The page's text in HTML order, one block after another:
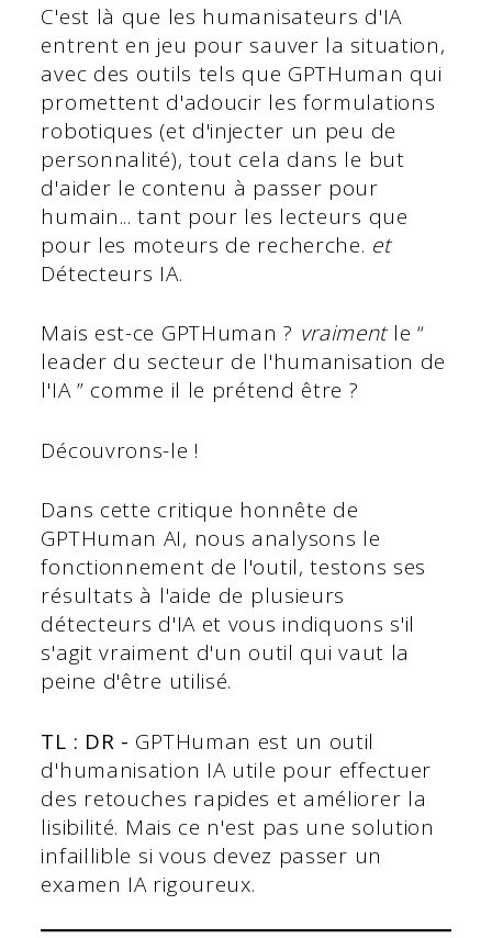
C'est là que les humanisateurs d'IA
entrent en jeu pour sauver la situation,
avec des outils tels que GPTHuman qui
promettent d'adoucir les formulations
robotiques (et d'injecter un peu de
personnalité), tout cela dans le but
d'aider le contenu à passer pour
humain... tant pour les lecteurs que
pour les moteurs de recherche. et
Détecteurs IA.
Mais est-ce GPTHuman ? vraimentle “
leader du secteur de l'humanisation de
l'IA ” comme il le prétend être ?
Découvrons-le !
Dans cette critique honnête de
GPTHuman AI, nous analysons le
fonctionnement de l'outil, testons ses
résultats à l'aide de plusieurs
détecteurs d'IA et vous indiquons s'il
s'agit vraiment d'un outil qui vaut la
peine d'être utilisé.
TL : DR - GPTHuman est un outil
d'humanisation IA utile pour effectuer
des retouches rapides et améliorer la
lisibilité. Mais ce n'est pas une solution
infaillible si vous devez passer un
examen IA rigoureux.